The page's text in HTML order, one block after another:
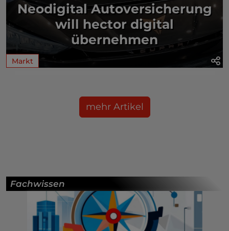
Neodigital Autoversicherung
will hector digital
übernehmen
Markt
mehr Artikel
Fachwissen